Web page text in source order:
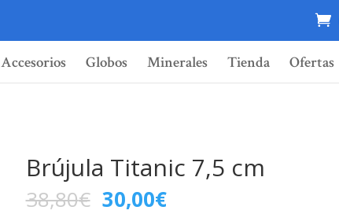
Accesorios Globos Minerales Tienda Ofertas
Brújula Titanic 7,5 cm
38,80€ 30,00€